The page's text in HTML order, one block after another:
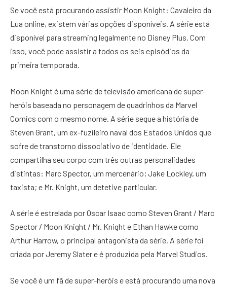
Se você está procurando assistir Moon Knight: Cavaleiro da
Lua online, existem várias opções disponíveis. A série está
disponível para streaming legalmente no Disney Plus. Com
isso, você pode assistir a todos os seis episódios da
primeira temporada.
Moon Knight é uma série de televisão americana de super-
heróis baseada no personagem de quadrinhos da Marvel
Comics com o mesmo nome. A série segue a história de
Steven Grant, um ex-fuzileiro naval dos Estados Unidos que
sofre de transtorno dissociativo de identidade. Ele
compartilha seu corpo com três outras personalidades
distintas: Marc Spector, um mercenário; Jake Lockley, um
taxista; e Mr. Knight, um detetive particular.
A série é estrelada por Oscar Isaac como Steven Grant / Marc
Spector / Moon Knight / Mr. Knight e Ethan Hawke como
Arthur Harrow, o principal antagonista da série. A série foi
criada por Jeremy Slater e é produzida pela Marvel Studios.
Se você é um fã de super-heróis e está procurando uma nova